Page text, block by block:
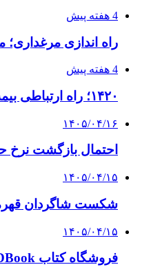
4 هفته پیش
راه اندازی
4 هفته پیش
۱۴۲۰؛ راه ارتباطی بیمه شدگان تأمین‌اجتماعی
۱۴۰۵/۰۴/۱۶
احتمال بازگشت نرخ حمل
۱۴۰۵/۰۴/۱۵
شکست شاگردان
۱۴۰۵/۰۴/۱۵
فروشگاه کتاب DMDBook | خرید کتاب فانتزی، عاشقانه، دارک رومنس و رمان بدون حذفیات